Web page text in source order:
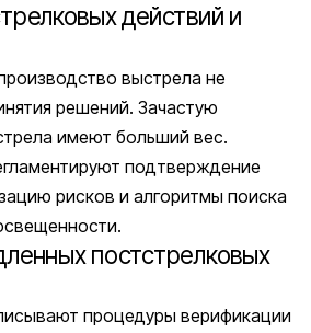
действий и
выстрела не
решений. Зачастую
имеют больший вес.
подтверждение
рисков и алгоритмы поиска
постстрелковых
процедуры верификации